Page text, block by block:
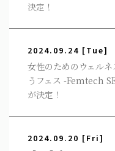
決定！
2024.09.24 [Tue]
女性のためのウェル
うフェス -Femtech
が決定！
2024.09.20 [Fri]